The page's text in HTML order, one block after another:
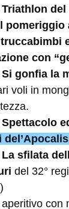
Triathlon
pomeriggio
con
Si gonfia la
voli in
Spettacolo
La sfilata
del 32°
con